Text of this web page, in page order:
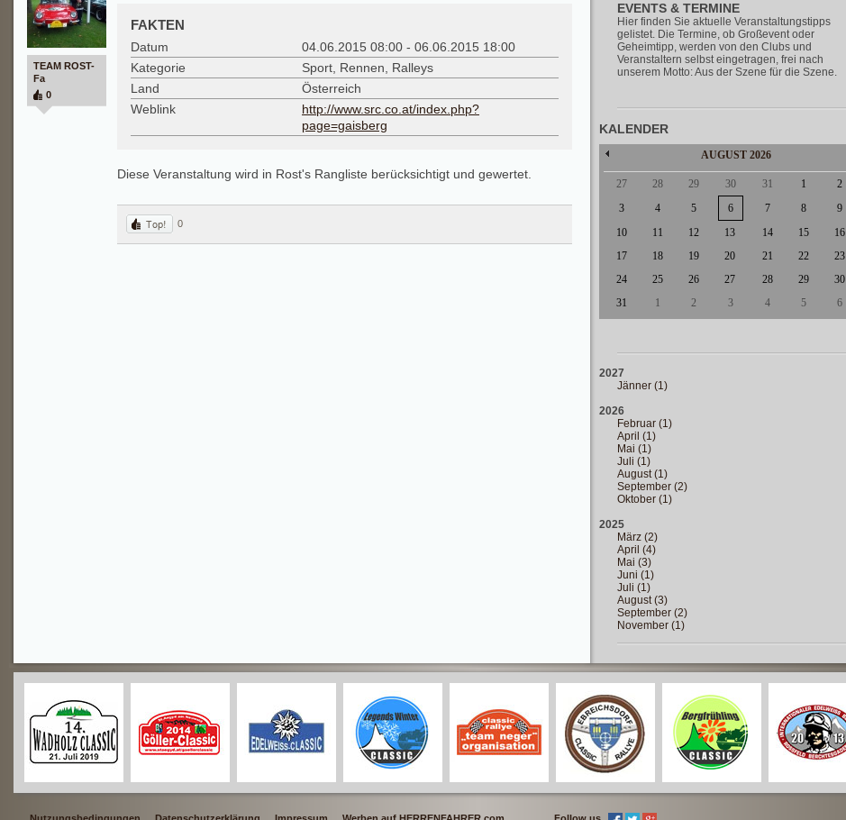
TEAM ROST-
Fa
0
FAKTEN
Datum
04.06.2015 08:00 - 06.06.2015 18:00
Kategorie
Sport, Rennen, Ralleys
Land
Österreich
Weblink
http://www.src.co.at/index.php?
page=gaisberg
Diese Veranstaltung wird in Rost's Rangliste berücksichtigt und gewertet.
0
EVENTS & TERMINE
Hier finden Sie aktuelle Veranstaltungstipps
gelistet. Die Termine, ob Großevent oder
Geheimtipp, werden von den Clubs und
Veranstaltern selbst eingetragen, frei nach
unserem Motto: Aus der Szene für die Szene.
KALENDER
AUGUST 2026
27 28 29 30 31 1
2
3
4 5 6 7 8
9
10
11 12 13 14 15
16
17
18 19 20 21 22
23
24
25 26 27 28 29
30
31
1 2 3 4 5 6
2027
Jänner (1)
2026
Februar (1)
April (1)
Mai (1)
Juli (1)
August (1)
September (2)
Oktober (1)
2025
März (2)
April (4)
Mai (3)
Juni (1)
Juli (1)
August (3)
September (2)
November (1)